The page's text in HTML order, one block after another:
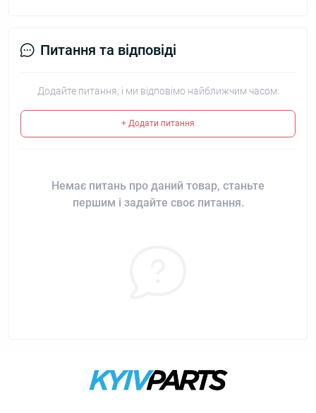
Питання та відповіді
Додайте питання, і ми відповімо найближчим часом.
+ Додати питання
Немає питань про даний товар, станьте
першим і задайте своє питання.